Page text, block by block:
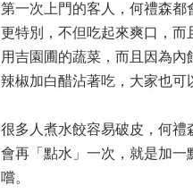
第一次上門的客人，何禮森都
更特別，不但吃起來爽口，
用吉園圃的蔬菜，而且因為
辣椒加白醋沾著吃，大家也可
很多人煮水餃容易破皮，何
會再「點水」一次，就是加
嚐。